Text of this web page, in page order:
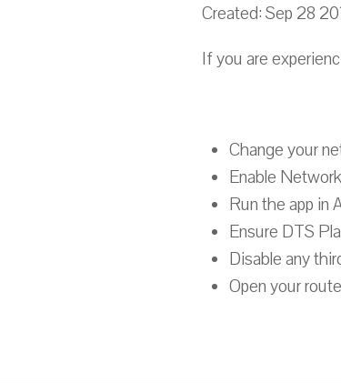
Created: Sep 28
If you are
Change your
Enable
Run the app in
Ensure DTS
Disable any
Open your